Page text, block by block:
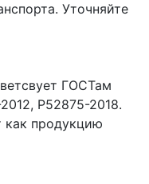
Уточняйте
ГОСТам
Р52875-2018.
как продукцию